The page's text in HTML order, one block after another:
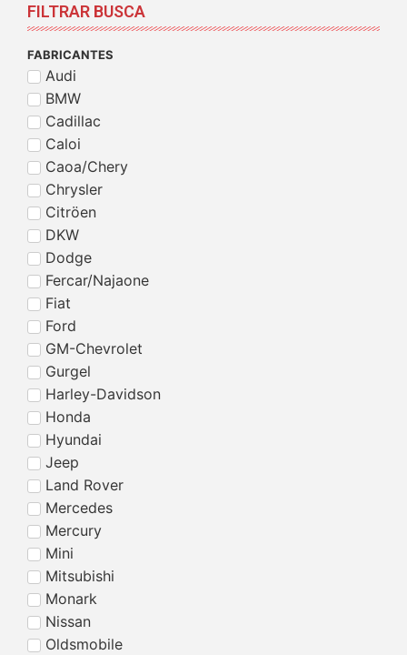
FILTRAR BUSCA
FABRICANTES
Audi
BMW
Cadillac
Caloi
Caoa/Chery
Chrysler
Citröen
DKW
Dodge
Fercar/Najaone
Fiat
Ford
GM-Chevrolet
Gurgel
Harley-Davidson
Honda
Hyundai
Jeep
Land Rover
Mercedes
Mercury
Mini
Mitsubishi
Monark
Nissan
Oldsmobile